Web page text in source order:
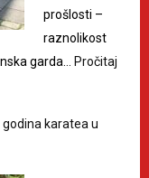
prošlosti –
raznolikost
garda… Pročitaj
godina karatea u